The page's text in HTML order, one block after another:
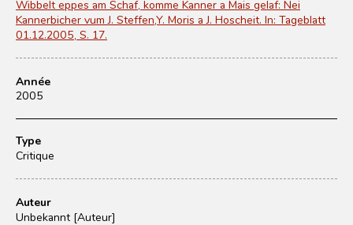
Wibbelt eppes am Schaf, komme Kanner a Mais gelaf: Nei
Kannerbicher vum J. Steffen,Y. Moris a J. Hoscheit. In: Tageblatt
01.12.2005, S. 17.
Année
2005
Type
Critique
Auteur
Unbekannt [Auteur]